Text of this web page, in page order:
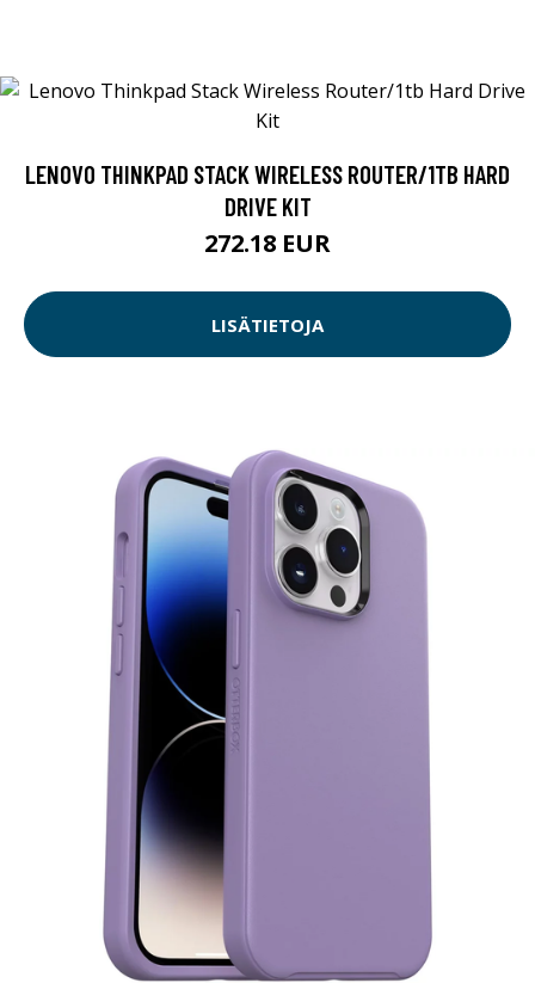
LENOVO THINKPAD STACK WIRELESS ROUTER/1TB HARD
DRIVE KIT
272.18 EUR
LISÄTIETOJA